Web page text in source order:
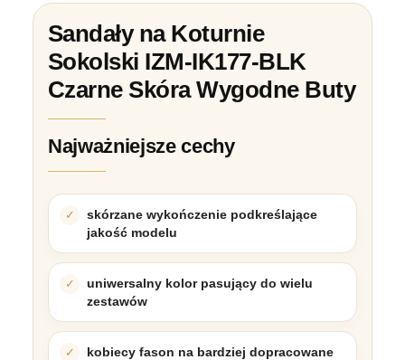
Sandały na Koturnie
Sokolski IZM-IK177-BLK
Czarne Skóra Wygodne Buty
Najważniejsze cechy
skórzane wykończenie podkreślające
jakość modelu
uniwersalny kolor pasujący do wielu
zestawów
kobiecy fason na bardziej dopracowane